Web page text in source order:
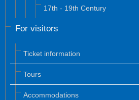
17th - 19th Century
For visitors
Ticket information
Tours
Accommodations